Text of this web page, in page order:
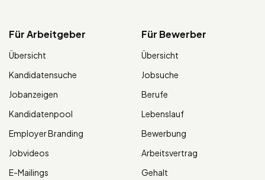
Für Arbeitgeber
Übersicht
Kandidatensuche
Jobanzeigen
Kandidatenpool
Employer Branding
Jobvideos
E-Mailings
Für Bewerber
Übersicht
Jobsuche
Berufe
Lebenslauf
Bewerbung
Arbeitsvertrag
Gehalt